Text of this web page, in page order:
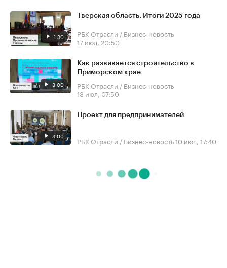
1:30
Тверская область. Итоги 2025 года
РБК Отрасли / Бизнес-новость
17 июл, 20:50
3:00
Как развивается строительство в
Приморском крае
РБК Отрасли / Бизнес-новость
13 июл, 07:50
3:00
Проект для предпринимателей
РБК Отрасли / Бизнес-новость10 июл, 17:40